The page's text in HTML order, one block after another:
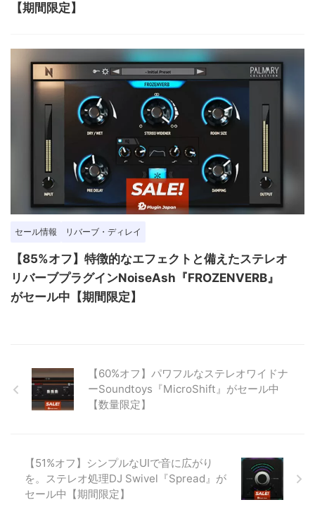
【期間限定】
セール情報 リバーブ・ディレイ
【85%オフ】特徴的なエフェクトと備えたステレオ
リバーブプラグインNoiseAsh『FROZENVERB』
がセール中【期間限定】
【60%オフ】パワフルなステレオワイドナ
ーSoundtoys『MicroShift』がセール中
【数量限定】
【51%オフ】シンプルなUIで音に広がり
を。ステレオ処理DJ Swivel『Spread』が
セール中【期間限定】